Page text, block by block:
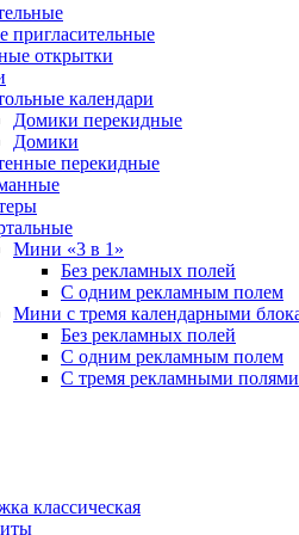
пригласительные
открытки
календари
Домики перекидные
Домики
перекидные
Мини «3 в 1»
Без рекламных полей
С одним рекламным полем
Мини с тремя календарными
Без рекламных полей
С одним рекламным полем
С тремя рекламными полями
классическая